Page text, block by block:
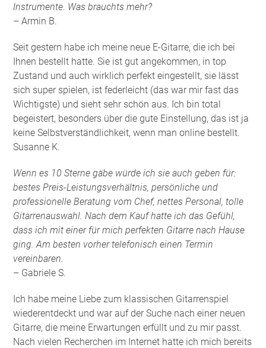
Instrumente. Was brauchts mehr?
– Armin B.
Seit gestern habe ich meine neue E-Gitarre, die ich bei
Ihnen bestellt hatte. Sie ist gut angekommen, in top
Zustand und auch wirklich perfekt eingestellt, sie lässt
sich super spielen, ist federleicht (das war mir fast das
Wichtigste) und sieht sehr schön aus. Ich bin total
begeistert, besonders über die gute Einstellung, das ist ja
keine Selbstverständlichkeit, wenn man online bestellt.
Susanne K.
Wenn es 10 Sterne gäbe würde ich sie auch geben für:
bestes Preis-Leistungsverhältnis, persönliche und
professionelle Beratung vom Chef, nettes Personal, tolle
Gitarrenauswahl. Nach dem Kauf hatte ich das Gefühl,
dass ich mit einer für mich perfekten Gitarre nach Hause
ging. Am besten vorher telefonisch einen Termin
vereinbaren.
– Gabriele S.
Ich habe meine Liebe zum klassischen Gitarrenspiel
wiederentdeckt und war auf der Suche nach einer neuen
Gitarre, die meine Erwartungen erfüllt und zu mir passt.
Nach vielen Recherchen im Internet hatte ich mich bereits